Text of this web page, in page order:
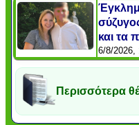
και τα
6/8/2026,
Περισσότερα